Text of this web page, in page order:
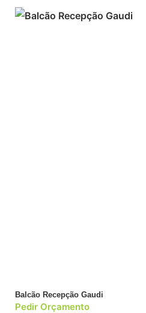
Balcão Recepção Gaudi
Pedir Orçamento